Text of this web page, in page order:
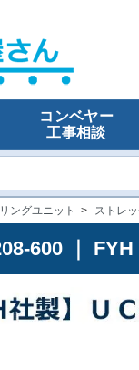
コンベヤー
工事相談
ングユニット > ストレ
600 ｜